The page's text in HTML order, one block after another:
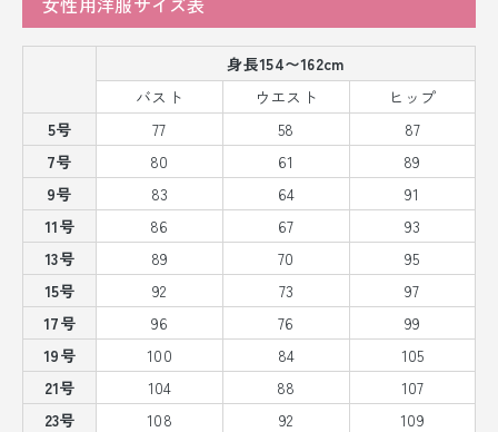
身長154〜162cm
バスト
ウエスト
ヒップ
5号
77 58
87
7号
80 61
89
9号
83 64
91
11号
86 67
93
13号
89 70
95
15号
92 73
97
17号
96 76
99
19号
100 84
105
21号
104 88
107
23号
108 92
109